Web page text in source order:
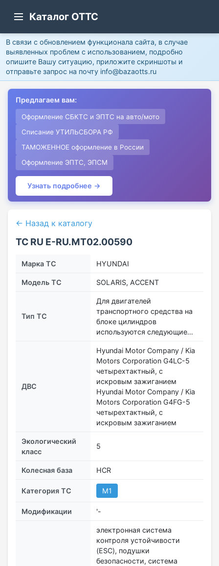
Каталог ОТТС
В связи с обновлением функционала сайта, в случае
выявленных проблем с использованием, подробно
опишите Вашу ситуацию, приложите скриншоты и
отправьте запрос на почту info@bazaotts.ru
Предлагаем вам:
Оформление СБКТС и ЭПТС на авто/мото
Списание УТИЛЬСБОРА РФ
ТАМОЖЕННОЕ оформление в России
Оформление ЭПТС, ЭПСМ
Узнать подробнее →
← Назад к каталогу
ТС RU Е-RU.МТ02.00590
Марка ТС HYUNDAI
Модель ТС SOLARIS, ACCENT
Тип ТС
Для двигателей
транспортного средства на
блоке цилиндров
используются следующие…
ДВС
Hyundai Motor Company / Kia
Motors Corporation G4LC-5
четырехтактный, с
искровым зажиганием
Hyundai Motor Company / Kia
Motors Corporation G4FG-5
четырехтактный, с
искровым зажиганием
Экологический
класс
5
Колесная база HCR
Категория ТС M1
Модификации '-
электронная система
контроля устойчивости
(ESC), подушки
безопасности, система